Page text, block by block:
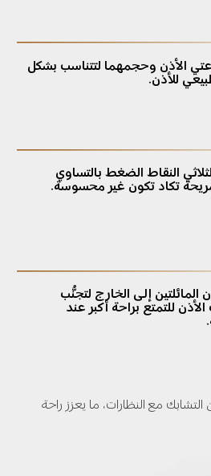
الأذن وحجمهما لتتناسب بشكل
للأذن.
النقاط الضغط بالتساوي
تكاد تكون غير محسوسة.
إلى الخارج لتجنُّب
للتمتع براحة أكبر عند
مع النظارات، ما يعزز راحة